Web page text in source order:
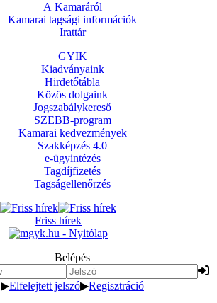
A Kamaráról
Kamarai tagsági információk
Irattár
GYIK
Kiadványaink
Hirdetőtábla
Közös dolgaink
Jogszabálykereső
SZEBB-program
Kamarai kedvezmények
Szakképzés 4.0
e-ügyintézés
Tagdíjfizetés
Tagságellenőrzés
Friss hírek
Belépés
▶Elfelejtett jelszó▶Regisztráció